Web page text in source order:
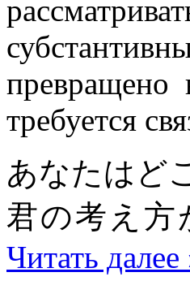
превращено
требуется
あなたはど
君の考え方
Читать далее